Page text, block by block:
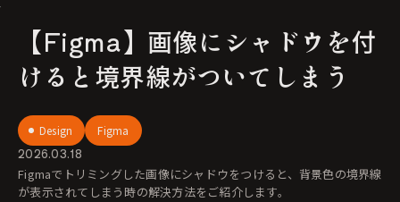
【Figma】画像にシャドウを付
けると境界線がついてしまう
Design Figma
2026.03.18
Figmaでトリミングした画像にシャドウをつけると、背景色の境界線
が表示されてしまう時の解決方法をご紹介します。